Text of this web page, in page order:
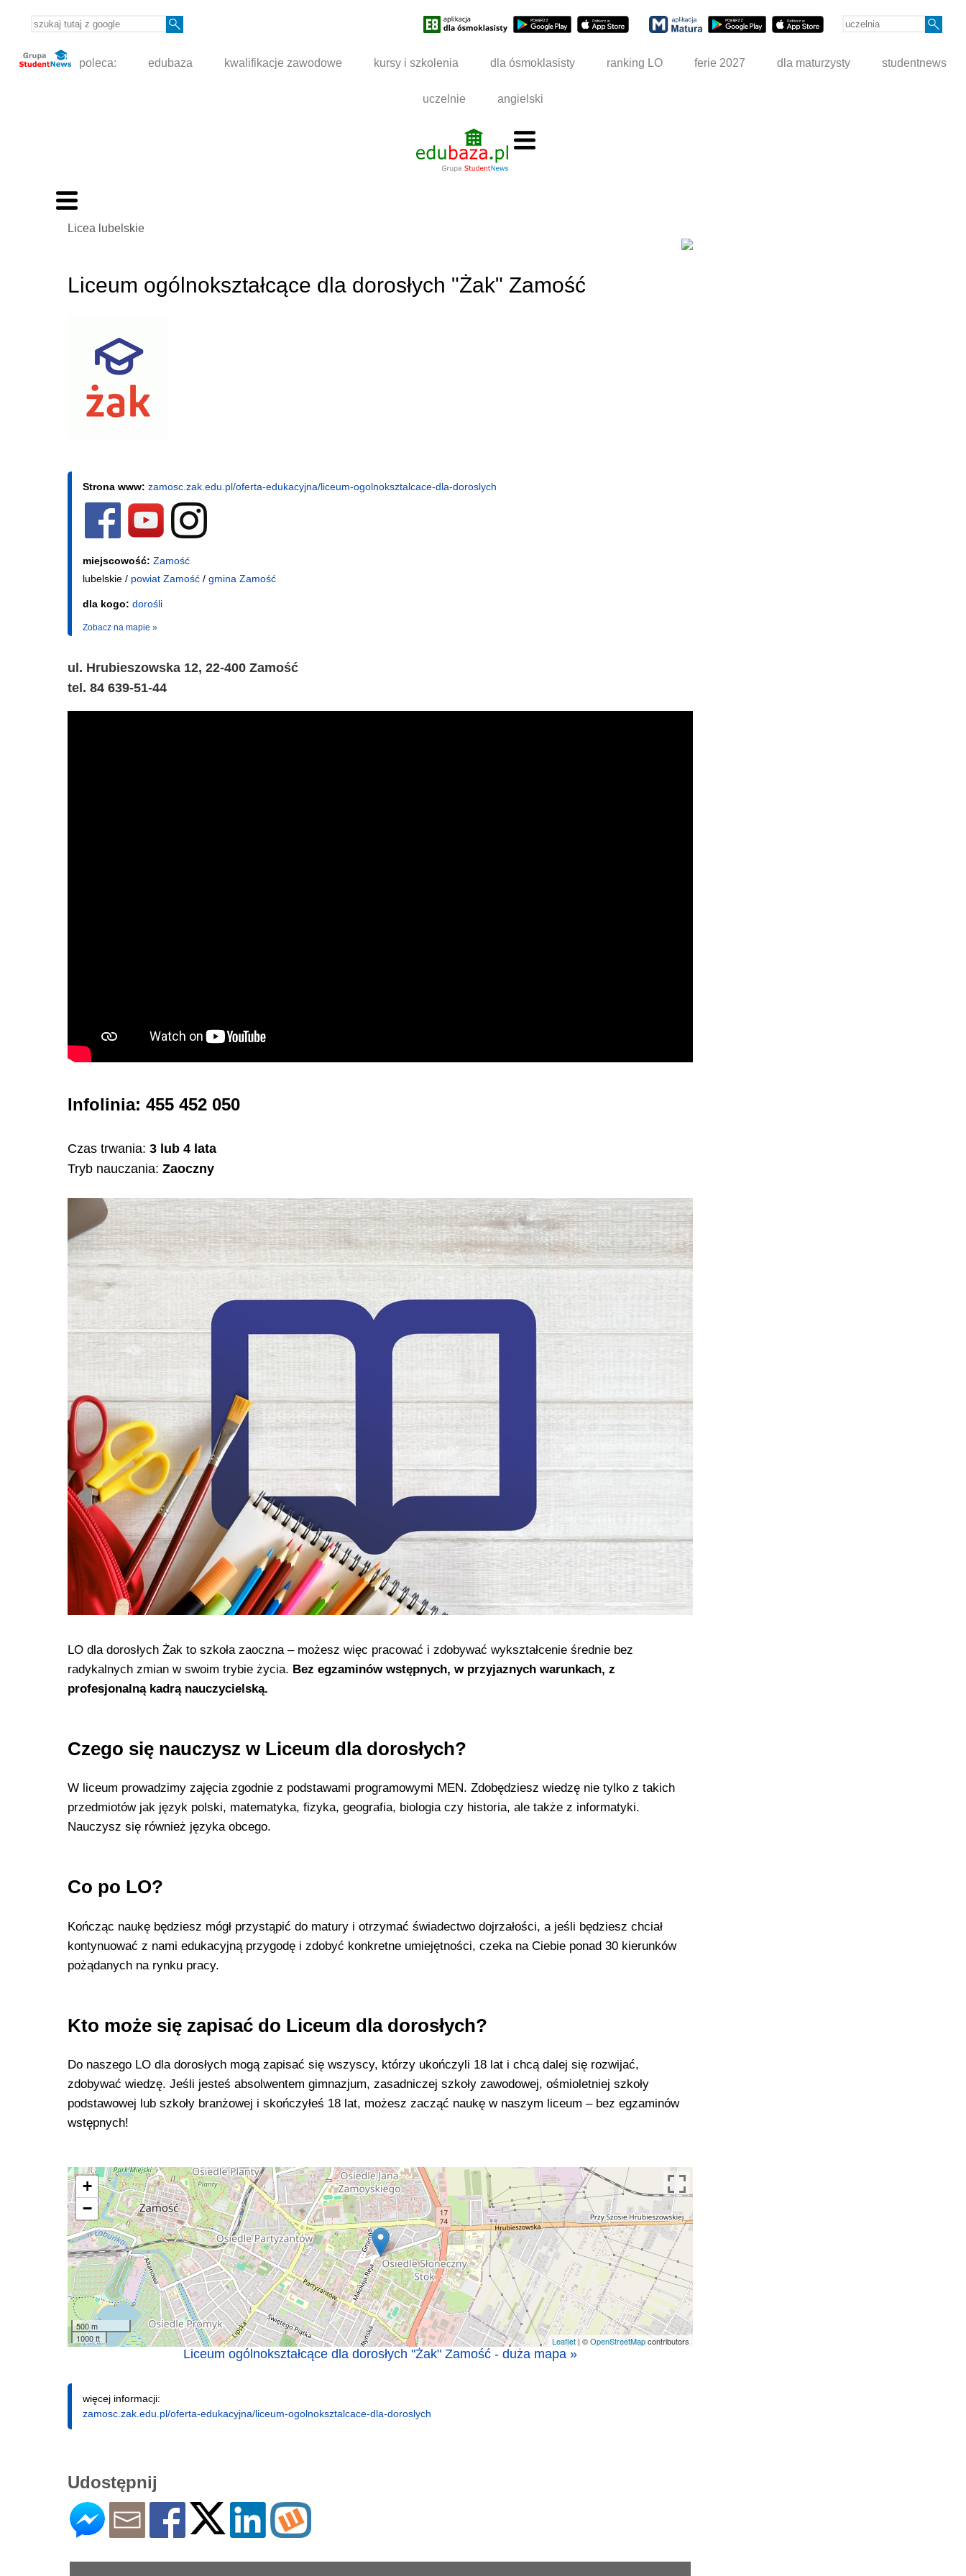
poleca: edubaza kwalifikacje zawodowe kursy i szkolenia dla ósmoklasisty ranking LO ferie 2027 dla maturzysty studentnews
uczelnie angielski
Licea lubelskie
Liceum ogólnokształcące dla dorosłych "Żak" Zamość
Strona www: zamosc.zak.edu.pl/oferta-edukacyjna/liceum-ogolnoksztalcace-dla-doroslych
miejscowość: Zamość
lubelskie / powiat Zamość / gmina Zamość
dla kogo: dorośli
Zobacz na mapie »
ul. Hrubieszowska 12, 22-400 Zamość
tel. 84 639-51-44
Infolinia: 455 452 050
Czas trwania: 3 lub 4 lata
Tryb nauczania: Zaoczny
LO dla dorosłych Żak to szkoła zaoczna – możesz więc pracować i zdobywać wykształcenie średnie bez
radykalnych zmian w swoim trybie życia. Bez egzaminów wstępnych, w przyjaznych warunkach, z
profesjonalną kadrą nauczycielską.
Czego się nauczysz w Liceum dla dorosłych?
W liceum prowadzimy zajęcia zgodnie z podstawami programowymi MEN. Zdobędziesz wiedzę nie tylko z takich
przedmiotów jak język polski, matematyka, fizyka, geografia, biologia czy historia, ale także z informatyki.
Nauczysz się również języka obcego.
Co po LO?
Kończąc naukę będziesz mógł przystąpić do matury i otrzymać świadectwo dojrzałości, a jeśli będziesz chciał
kontynuować z nami edukacyjną przygodę i zdobyć konkretne umiejętności, czeka na Ciebie ponad 30 kierunków
pożądanych na rynku pracy.
Kto może się zapisać do Liceum dla dorosłych?
Do naszego LO dla dorosłych mogą zapisać się wszyscy, którzy ukończyli 18 lat i chcą dalej się rozwijać,
zdobywać wiedzę. Jeśli jesteś absolwentem gimnazjum, zasadniczej szkoły zawodowej, ośmioletniej szkoły
podstawowej lub szkoły branżowej i skończyłeś 18 lat, możesz zacząć naukę w naszym liceum – bez egzaminów
wstępnych!
+
−
500 m
1000 ft
Leaflet | ©OpenStreetMapcontributors
Liceum ogólnokształcące dla dorosłych "Żak" Zamość - duża mapa »
więcej informacji:
zamosc.zak.edu.pl/oferta-edukacyjna/liceum-ogolnoksztalcace-dla-doroslych
Udostępnij